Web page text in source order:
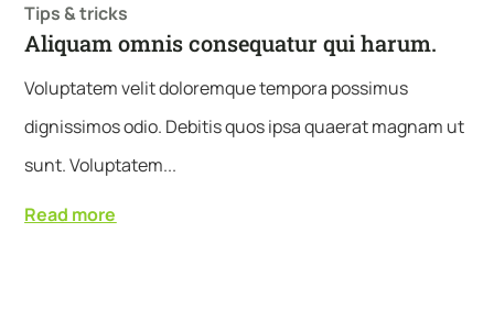
Tips & tricks
Aliquam omnis consequatur qui harum.
Voluptatem velit doloremque tempora possimus
dignissimos odio. Debitis quos ipsa quaerat magnam ut
sunt. Voluptatem...
Read more